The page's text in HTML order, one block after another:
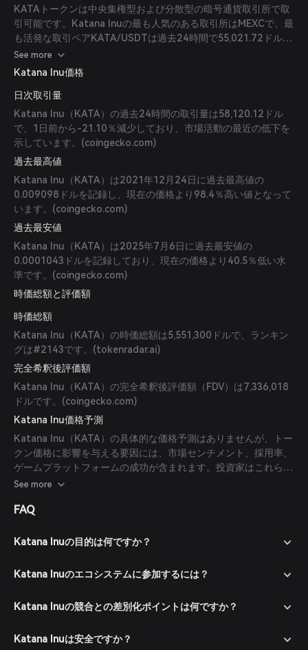
KATAトークンは中央集権型および分散型の暗号通貨取引所で取
引可能です。Katana Inuの最も人気のある取引所はMEXCで、最
も活発な取引ペアKATA/USDTは過去24時間で55,021.72ドルの
取引量があります。他に人気のある選択肢としてPancakeSwap
V3（BSC）とUniswap V3（Ethereum）があります。
See more
Katana Inu価格
日次取引量
Katana Inu（KATA）の過去24時間の取引量は58,120.12ドル
で、1日前から-21.10％減少しており、市場活動の最近の低下を
示しています。(coingecko.com)
過去最高値
Katana Inu（KATA）は2021年12月24日に過去最高値の
0.009098ドルを記録し、現在の価格より98.4％高い値となって
います。(coingecko.com)
過去最安値
Katana Inu（KATA）は2025年7月6日に過去最安値の
0.0001043ドルを記録しており、現在の価格より40.5％低い水
準です。(coingecko.com)
時価総額と評価額
時価総額
Katana Inu（KATA）の時価総額は5,551,300ドルで、ランキン
グは#2143です。(tokenradar.ai)
完全希釈後評価額
Katana Inu（KATA）の完全希釈後評価額（FDV）は7,336,018
ドルです。(coingecko.com)
Katana Inu価格予測
Katana Inu（KATA）の具体的な価格予測はありませんが、トー
クン価格に影響を与える要因には、市場センチメント、採用率、
ゲームプラットフォームの成功が含まれます。投資家はこれらの
要素を考慮し、十分な調査を行ってから投資判断を下すべきで
See more
FAQ
Katana Inuの目的は何ですか？
Katana Inuのエコシステムに参加するには？
Katana Inuの競合との差別化ポイントは何ですか？
Katana Inuは安全ですか？